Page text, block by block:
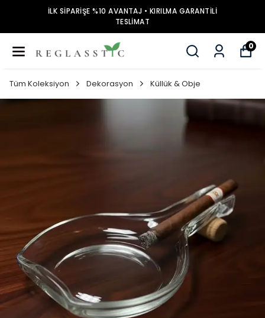
İLK SİPARİŞE %10 AVANTAJ • KIRILMA GARANTİLİ
TESLİMAT
0
Tüm Koleksiyon Dekorasyon Küllük & Obje